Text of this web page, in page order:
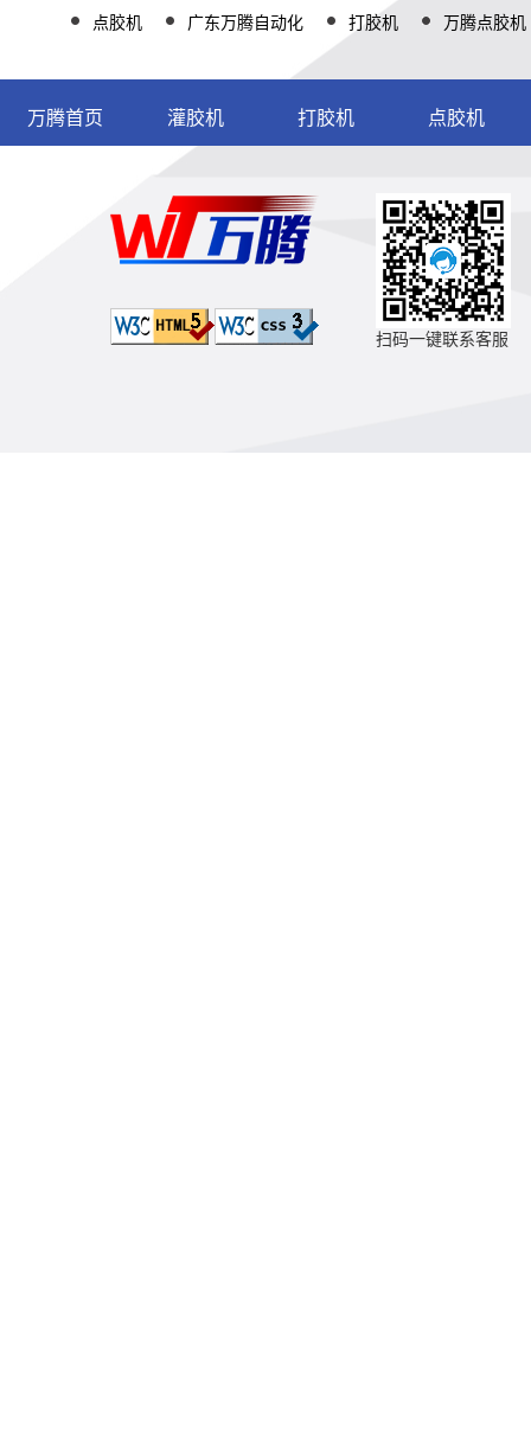
点胶机 广东万腾自动化 打胶机 万腾点胶机
万腾首页 灌胶机 打胶机 点胶机
扫码一键联系客服